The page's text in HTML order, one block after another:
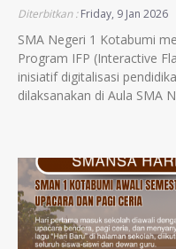
Diterbitkan :Friday, 9 Jan 2026
SMA Negeri 1 Kotabumi
Program IFP (Interactive
inisiatif digitalisasi
dilaksanakan di Aula SMA